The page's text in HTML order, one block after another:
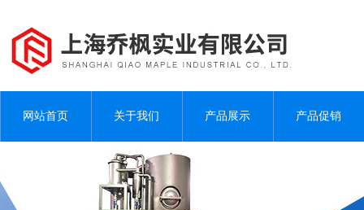
网站首页 关于我们 产品展示 产品促销